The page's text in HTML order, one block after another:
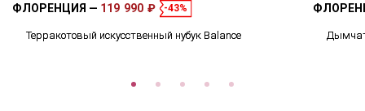
ФЛОРЕНЦИЯ 119 990 ₽ -43%
Терракотовый искусственный нубук Balance